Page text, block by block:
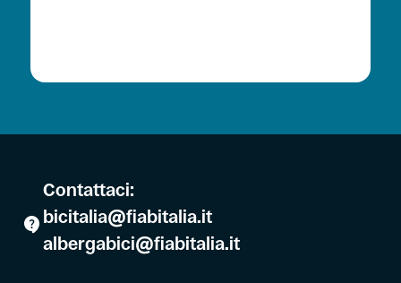
Contattaci:
bicitalia@fiabitalia.it
albergabici@fiabitalia.it